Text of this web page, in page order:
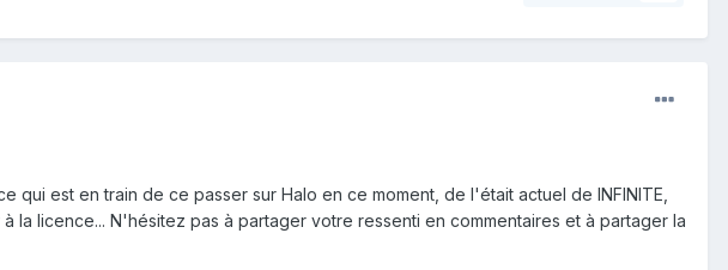
est en train de ce passer sur Halo en ce moment, de l'était actuel de INFINITE,
licence... N'hésitez pas à partager votre ressenti en commentaires et à partager la